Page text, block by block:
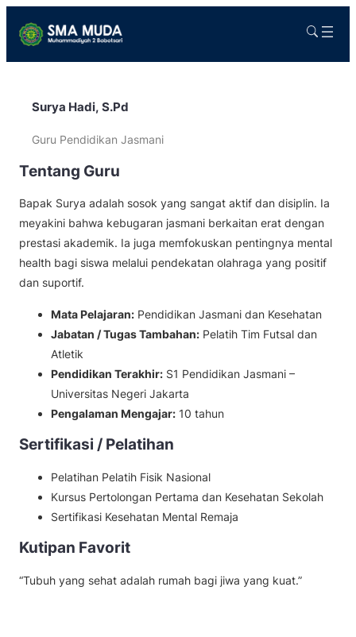
Surya Hadi, S.Pd
Guru Pendidikan Jasmani
Tentang Guru
Bapak Surya adalah sosok yang sangat aktif dan disiplin. Ia
meyakini bahwa kebugaran jasmani berkaitan erat dengan
prestasi akademik. Ia juga memfokuskan pentingnya mental
health bagi siswa melalui pendekatan olahraga yang positif
dan suportif.
Mata Pelajaran: Pendidikan Jasmani dan Kesehatan
Jabatan / Tugas Tambahan: Pelatih Tim Futsal dan
Atletik
Pendidikan Terakhir: S1 Pendidikan Jasmani –
Universitas Negeri Jakarta
Pengalaman Mengajar: 10 tahun
Sertifikasi / Pelatihan
Pelatihan Pelatih Fisik Nasional
Kursus Pertolongan Pertama dan Kesehatan Sekolah
Sertifikasi Kesehatan Mental Remaja
Kutipan Favorit
“Tubuh yang sehat adalah rumah bagi jiwa yang kuat.”